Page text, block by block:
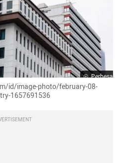
Perbesar
id/image-photo/february-08-
1657691536